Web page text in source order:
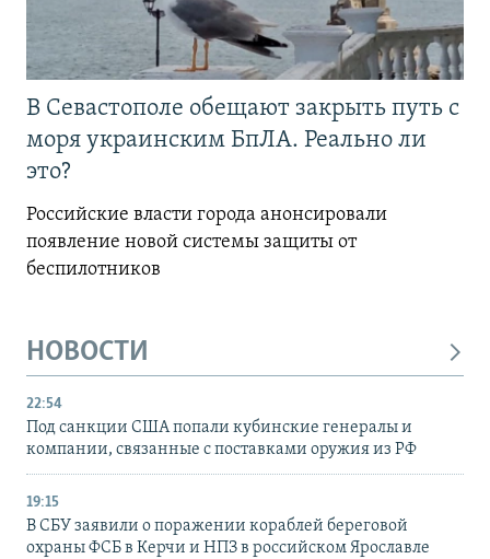
В Севастополе обещают закрыть путь с
моря украинским БпЛА. Реально ли
это?
Российские власти города анонсировали
появление новой системы защиты от
беспилотников
НОВОСТИ
22:54
Под санкции США попали кубинские генералы и
компании, связанные с поставками оружия из РФ
19:15
В СБУ заявили о поражении кораблей береговой
охраны ФСБ в Керчи и НПЗ в российском Ярославле